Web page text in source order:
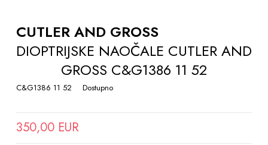
THE
BEGINNING
OF
GALLERY
CUTLER AND GROSS
DIOPTRIJSKE NAOČALE CUTLER AND
GROSS C&G1386 11 52
C&G1386 11 52 Dostupno
350,00 EUR